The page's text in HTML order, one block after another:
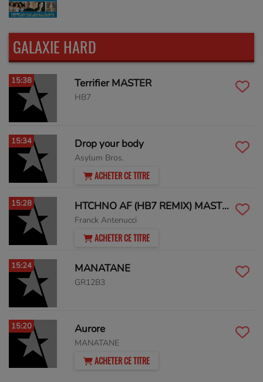
GALAXIE HARD
15:38 Terrifier MASTER
HB7
15:34 Drop your body
Asylum Bros.
ACHETER CE TITRE
15:28 HTCHNO AF (HB7 REMIX) MASTER
Franck Antenucci
ACHETER CE TITRE
15:24 MANATANE
GR12B3
15:20 Aurore
MANATANE
ACHETER CE TITRE